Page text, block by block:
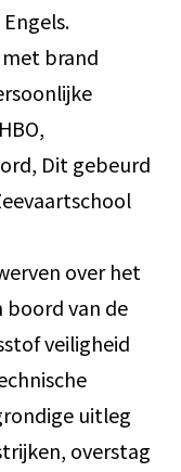
brand
Dit gebeurd
over het
boord van de
veiligheid
uitleg
overstag